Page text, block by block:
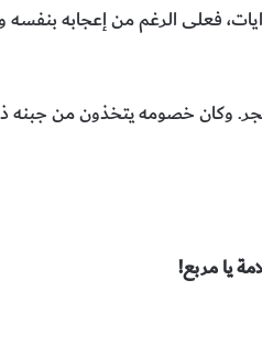
فعلى الرغم من إعجابه بنفسه
وكان خصومه يتخذون من جبنه